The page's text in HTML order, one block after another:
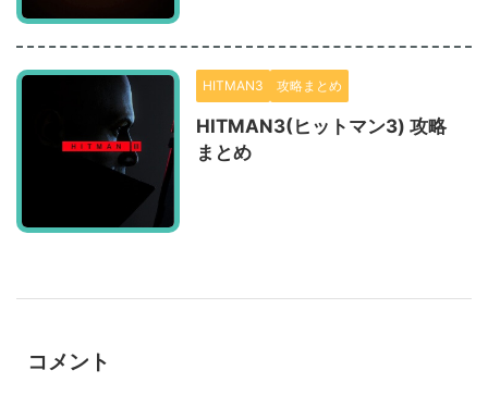
HITMAN3 攻略まとめ
HITMAN3(ヒットマン3) 攻略
まとめ
コメント